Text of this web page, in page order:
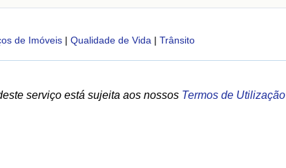
de Imóveis | Qualidade de Vida | Trânsito
serviço está sujeita aos nossos Termos de Utilização